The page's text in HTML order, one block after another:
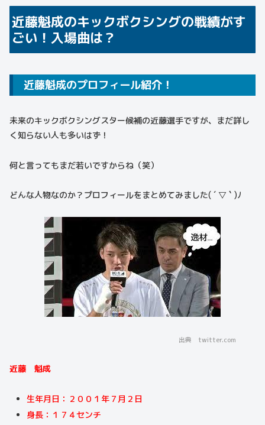
近藤魁成のキックボクシングの戦績がす
ごい！入場曲は？
近藤魁成のプロフィール紹介！
未来のキックボクシングスター候補の近藤選手ですが、まだ詳し
く知らない人も多いはず！
何と言ってもまだ若いですからね（笑）
どんな人物なのか？プロフィールをまとめてみました( ´ ▽ ` )ﾉ
出典 twitter.com
近藤 魁成
生年月日：２００１年７月２日
身長：１７４センチ